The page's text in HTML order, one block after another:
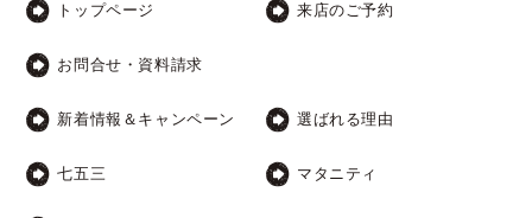
トップページ 来店のご予約
お問合せ・資料請求
新着情報＆キャンペーン 選ばれる理由
七五三 マタニティ